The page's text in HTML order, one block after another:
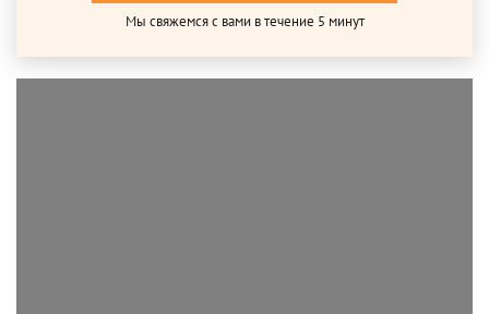
Мы свяжемся с вами в течение 5 минут